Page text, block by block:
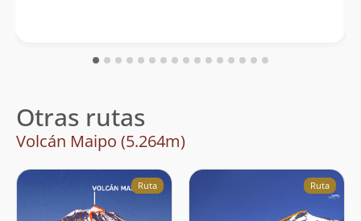
Otras rutas
Volcán Maipo (5.264m)
Ruta Ruta